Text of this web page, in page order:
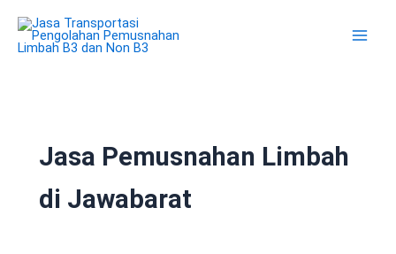
konten
Jasa Pemusnahan Limbah
di Jawabarat